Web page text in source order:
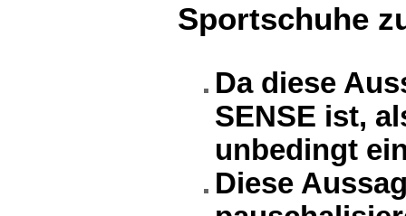
Sportschuhe
Da diese
SENSE ist,
unbedingt
Diese